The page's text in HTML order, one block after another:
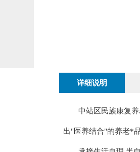
详细说明
中站区民族康复养
出"医养结合"的养老*